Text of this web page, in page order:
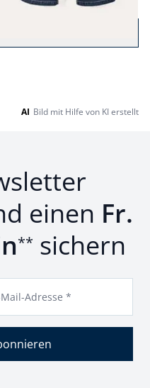
AI Bild mit Hilfe von KI erstellt
einen Fr.
** sichern
Mail-Adresse *